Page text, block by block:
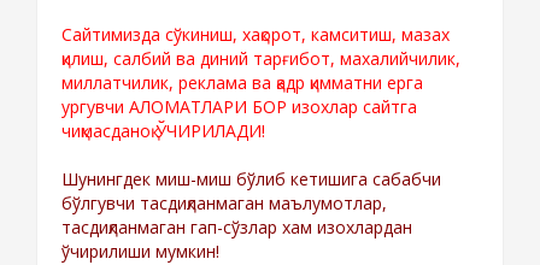
Сайтимизда сўкиниш, хақорот, камситиш, мазах
қилиш, салбий ва диний тарғибот, махалийчилик,
миллатчилик, реклама ва қадр қимматни ерга
ургувчи АЛОМАТЛАРИ БОР изохлар сайтга
чиқмасданоқ ЎЧИРИЛАДИ!
Шунингдек миш-миш бўлиб кетишига сабабчи
бўлгувчи тасдиқланмаган маълумотлар,
тасдиқланмаган гап-сўзлар хам изохлардан
ўчирилиши мумкин!